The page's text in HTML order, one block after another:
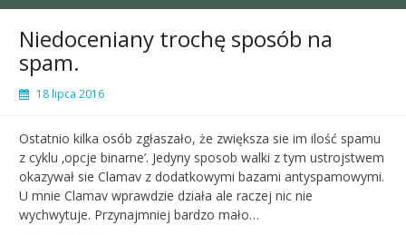
Niedoceniany trochę sposób na
spam.
18 lipca 2016
Ostatnio kilka osób zgłaszało, że zwiększa sie im ilość spamu
z cyklu ‚opcje binarne’. Jedyny sposob walki z tym ustrojstwem
okazywał sie Clamav z dodatkowymi bazami antyspamowymi.
U mnie Clamav wprawdzie działa ale raczej nic nie
wychwytuje. Przynajmniej bardzo mało…